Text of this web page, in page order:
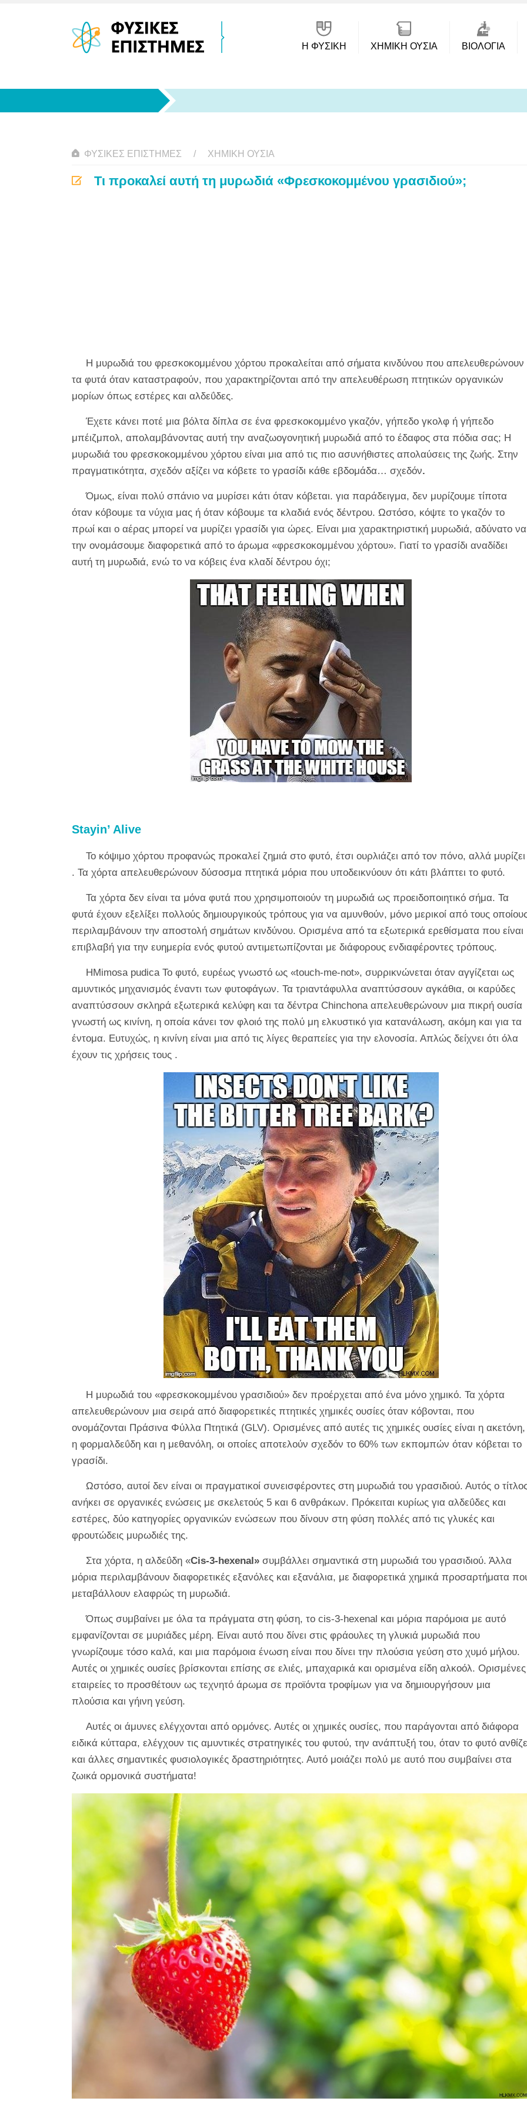
Η ΦΥΣΙΚΗ ΧΗΜΙΚΉ ΟΥΣΊΑ ΒΙΟΛΟΓΊΑ
ΦΥΣΙΚΈΣ ΕΠΙΣΤΉΜΕΣ ΧΗΜΙΚΉ ΟΥΣΊΑ
Τι προκαλεί αυτή τη μυρωδιά «Φρεσκοκομμένου γρασιδιού»;
Η μυρωδιά του φρεσκοκομμένου χόρτου προκαλείται από σήματα κινδύνου που απελευθερώνουν
τα φυτά όταν καταστραφούν, που χαρακτηρίζονται από την απελευθέρωση πτητικών οργανικών
μορίων όπως εστέρες και αλδεΰδες.
Έχετε κάνει ποτέ μια βόλτα δίπλα σε ένα φρεσκοκομμένο γκαζόν, γήπεδο γκολφ ή γήπεδο
μπέιζμπολ, απολαμβάνοντας αυτή την αναζωογονητική μυρωδιά από το έδαφος στα πόδια σας; Η
μυρωδιά του φρεσκοκομμένου χόρτου είναι μια από τις πιο ασυνήθιστες απολαύσεις της ζωής. Στην
πραγματικότητα, σχεδόν αξίζει να κόβετε το γρασίδι κάθε εβδομάδα… σχεδόν.
Όμως, είναι πολύ σπάνιο να μυρίσει κάτι όταν κόβεται. για παράδειγμα, δεν μυρίζουμε τίποτα
όταν κόβουμε τα νύχια μας ή όταν κόβουμε τα κλαδιά ενός δέντρου. Ωστόσο, κόψτε το γκαζόν το
πρωί και ο αέρας μπορεί να μυρίζει γρασίδι για ώρες. Είναι μια χαρακτηριστική μυρωδιά, αδύνατο να
την ονομάσουμε διαφορετικά από το άρωμα «φρεσκοκομμένου χόρτου». Γιατί το γρασίδι αναδίδει
αυτή τη μυρωδιά, ενώ το να κόβεις ένα κλαδί δέντρου όχι;
Stayin’ Alive
Το κόψιμο χόρτου προφανώς προκαλεί ζημιά στο φυτό, έτσι ουρλιάζει από τον πόνο, αλλά μυρίζει
. Τα χόρτα απελευθερώνουν δύσοσμα πτητικά μόρια που υποδεικνύουν ότι κάτι βλάπτει το φυτό.
Τα χόρτα δεν είναι τα μόνα φυτά που χρησιμοποιούν τη μυρωδιά ως προειδοποιητικό σήμα. Τα
φυτά έχουν εξελίξει πολλούς δημιουργικούς τρόπους για να αμυνθούν, μόνο μερικοί από τους
περιλαμβάνουν την αποστολή σημάτων κινδύνου. Ορισμένα από τα εξωτερικά ερεθίσματα που είναι
επιβλαβή για την ευημερία ενός φυτού αντιμετωπίζονται με διάφορους ενδιαφέροντες τρόπους.
ΗMimosa pudica Το φυτό, ευρέως γνωστό ως «touch-me-not», συρρικνώνεται όταν αγγίζεται ως
αμυντικός μηχανισμός έναντι των φυτοφάγων. Τα τριαντάφυλλα αναπτύσσουν αγκάθια, οι καρύδες
αναπτύσσουν σκληρά εξωτερικά κελύφη και τα δέντρα Chinchona απελευθερώνουν μια πικρή ουσία
γνωστή ως κινίνη, η οποία κάνει τον φλοιό της πολύ μη ελκυστικό για κατανάλωση, ακόμη και για τα
έντομα. Ευτυχώς, η κινίνη είναι μια από τις λίγες θεραπείες για την ελονοσία. Απλώς δείχνει ότι όλα
έχουν τις χρήσεις τους .
Η μυρωδιά του «φρεσκοκομμένου γρασιδιού» δεν προέρχεται από ένα μόνο χημικό. Τα χόρτα
απελευθερώνουν μια σειρά από διαφορετικές πτητικές χημικές ουσίες όταν κόβονται, που
ονομάζονται Πράσινα Φύλλα Πτητικά (GLV). Ορισμένες από αυτές τις χημικές ουσίες είναι η ακετόνη,
η φορμαλδεΰδη και η μεθανόλη, οι οποίες αποτελούν σχεδόν το 60% των εκπομπών όταν κόβεται το
γρασίδι.
Ωστόσο, αυτοί δεν είναι οι πραγματικοί συνεισφέροντες στη μυρωδιά του γρασιδιού. Αυτός ο
ανήκει σε οργανικές ενώσεις με σκελετούς 5 και 6 ανθράκων. Πρόκειται κυρίως για αλδεΰδες και
εστέρες, δύο κατηγορίες οργανικών ενώσεων που δίνουν στη φύση πολλές από τις γλυκές και
φρουτώδεις μυρωδιές της.
Στα χόρτα, η αλδεΰδη «Cis-3-hexenal» συμβάλλει σημαντικά στη μυρωδιά του γρασιδιού. Άλλα
μόρια περιλαμβάνουν διαφορετικές εξανόλες και εξανάλια, με διαφορετικά χημικά προσαρτήματα
μεταβάλλουν ελαφρώς τη μυρωδιά.
Όπως συμβαίνει με όλα τα πράγματα στη φύση, το cis-3-hexenal και μόρια παρόμοια με αυτό
εμφανίζονται σε μυριάδες μέρη. Είναι αυτό που δίνει στις φράουλες τη γλυκιά μυρωδιά που
γνωρίζουμε τόσο καλά, και μια παρόμοια ένωση είναι που δίνει την πλούσια γεύση στο χυμό μήλου.
Αυτές οι χημικές ουσίες βρίσκονται επίσης σε ελιές, μπαχαρικά και ορισμένα είδη αλκοόλ. Ορισμένες
εταιρείες το προσθέτουν ως τεχνητό άρωμα σε προϊόντα τροφίμων για να δημιουργήσουν μια
πλούσια και γήινη γεύση.
Αυτές οι άμυνες ελέγχονται από ορμόνες. Αυτές οι χημικές ουσίες, που παράγονται από διάφορα
ειδικά κύτταρα, ελέγχουν τις αμυντικές στρατηγικές του φυτού, την ανάπτυξή του, όταν το φυτό
και άλλες σημαντικές φυσιολογικές δραστηριότητες. Αυτό μοιάζει πολύ με αυτό που συμβαίνει στα
ζωικά ορμονικά συστήματα!